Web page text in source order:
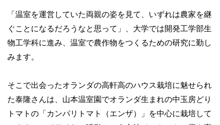
「温室を運営していた両親の姿を見て、いずれは農家を継
ぐことになるだろうなと思って」、大学では開発工学部生
物工学科に進み、温室で農作物をつくるための研究に勤し
みます。
そこで出会ったオランダの高軒高のハウス栽培に魅せられ
た泰隆さんは、山本温室園でオランダ生まれの中玉房どり
トマトの「カンパリトマト（エンザ）」を中心に栽培して